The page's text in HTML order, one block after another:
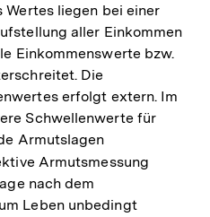
liegen bei einer
aller Einkommen
Einkommenswerte bzw.
Die
erfolgt extern. Im
Schwellenwerte für
Armutslagen
Armutsmessung
nach dem
Leben unbedingt